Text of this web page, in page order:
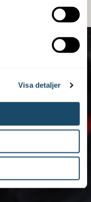
Visa detaljer